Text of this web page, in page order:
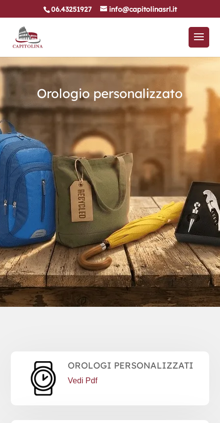
06.43251927 info@capitolinasrl.it
Orologio personalizzato
OROLOGI PERSONALIZZATI
Vedi Pdf